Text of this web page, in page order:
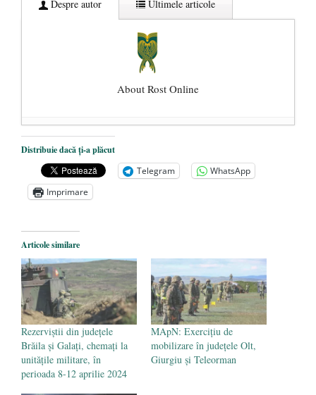
Despre autor Ultimele articole
About Rost Online
Dezvăluiri cutremurătoare despre
președintele Ucrainei, Volodymyr
Zelensky
- 13 mai 2026
Statul care servește Națiunea
Legea Vexler produce efecte. Bustul
poetului Octavian Goga, înlăturat din Iași
- 16 aprilie 2026
Distribuie dacă ți-a plăcut
Telegram
WhatsApp
Imprimare
Articole similare
Rezerviștii din județele
Brăila și Galați, chemați la
unitățile militare, în
perioada 8-12 aprilie 2024
MApN: Exercițiu de
mobilizare în județele Olt,
Giurgiu și Teleorman